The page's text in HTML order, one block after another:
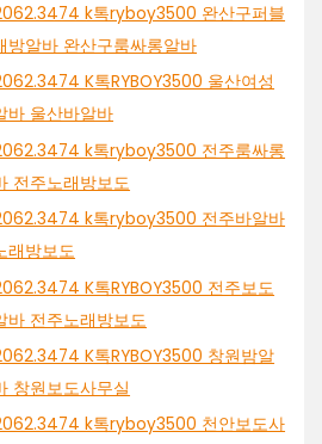
k톡ryboy3500 완산구퍼블
방알바 완산구룸싸롱알바
K톡RYBOY3500 울산여성
바 울산바알바
k톡ryboy3500 전주룸싸롱
전주노래방보도
k톡ryboy3500 전주바알바
래방보도
K톡RYBOY3500 전주보도
바 전주노래방보도
K톡RYBOY3500 창원밤알
창원보도사무실
k톡ryboy3500 천안보도사